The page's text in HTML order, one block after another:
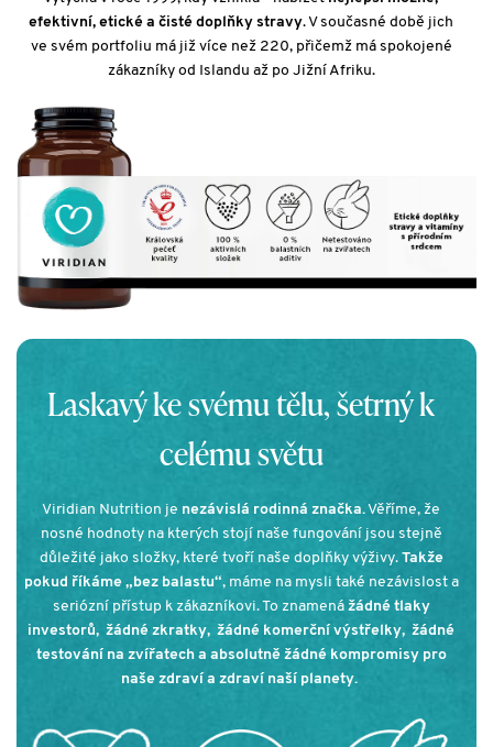
efektivní, etické a čisté doplňky stravy. V současné době jich
ve svém portfoliu má již více než 220, přičemž má spokojené
zákazníky od Islandu až po Jižní Afriku.
Laskavý ke svému tělu, šetrný k
celému světu
Viridian Nutrition je nezávislá rodinná značka.Věříme, že
nosné hodnoty na kterých stojí naše fungování jsou stejně
důležité jako složky, které tvoří naše doplňky výživy. Takže
pokud říkáme „bez balastu“, máme na mysli také nezávislost a
seriózní přístup k zákazníkovi. To znamená žádné tlaky
investorů, žádné zkratky, žádné komerční výstřelky, žádné
testování na zvířatech a absolutně žádné kompromisy pro
naše zdraví a zdraví naší planety.